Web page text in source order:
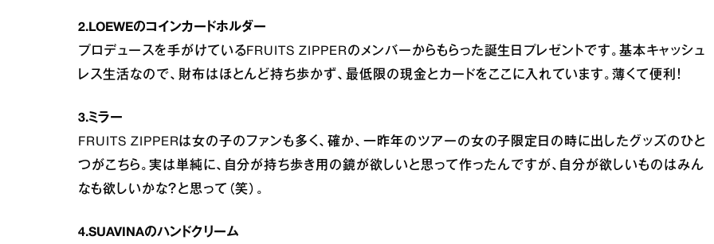
2.LOEWEのコインカードホルダー
プロデュースを手がけているFRUITS ZIPPERのメンバーからもらった誕生日プレゼントです。基本キャッシュ
レス生活なので、財布はほとんど持ち歩かず、最低限の現金とカードをここに入れています。薄くて便利！
3.ミラー
FRUITS ZIPPERは女の子のファンも多く、確か、一昨年のツアーの女の子限定日の時に出したグッズのひと
つがこちら。実は単純に、自分が持ち歩き用の鏡が欲しいと思って作ったんですが、自分が欲しいものはみん
なも欲しいかな？と思って（笑）。
4.SUAVINAのハンドクリーム